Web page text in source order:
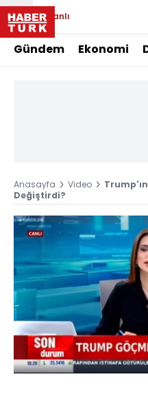
Canlı
Gündem Ekonomi
Anasayfa Video
Değiştirdi?
Sesi
Aç
Yüklendi:
7.04%